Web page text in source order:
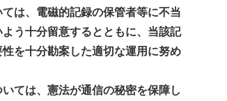
は、電磁的記録の保管者等に不当
う十分留意するとともに、当該記
を十分勘案した適切な運用に努め
ては、憲法が通信の秘密を保障し